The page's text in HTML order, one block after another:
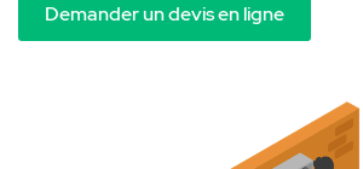
Demander un devis en ligne